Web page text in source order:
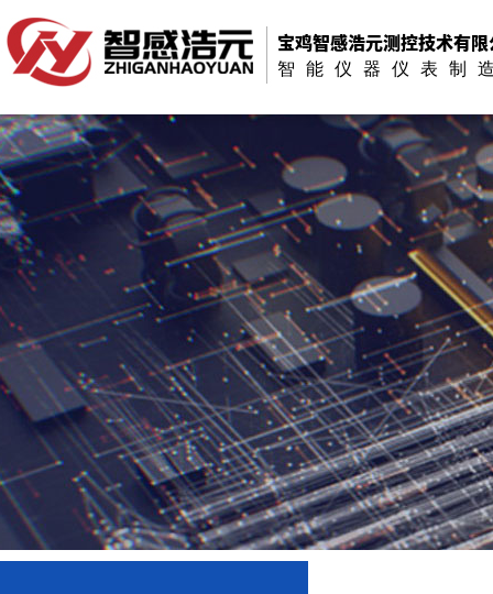
宝鸡智感浩元测控技术有
智能仪器仪表制